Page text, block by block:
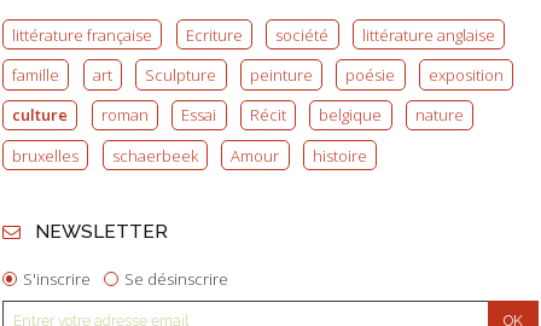
littérature française Ecriture société
littérature anglaise
famille
art Sculpture peinture poésie
exposition
culture
roman Essai Récit belgique
nature
bruxelles
schaerbeek Amour histoire
NEWSLETTER
S'inscrire Se désinscrire